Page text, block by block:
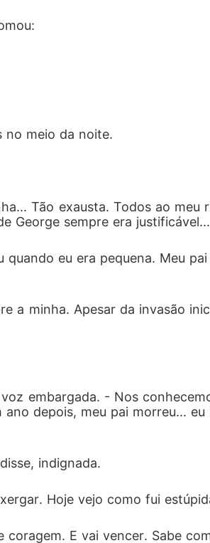
no meio da noite.
Tão exausta. Todos ao meu
George sempre era
eu era pequena. Meu
a minha. Apesar da invasão
embargada. - Nos
depois, meu pai morreu...
indignada.
Hoje vejo como fui
E vai vencer. Sabe